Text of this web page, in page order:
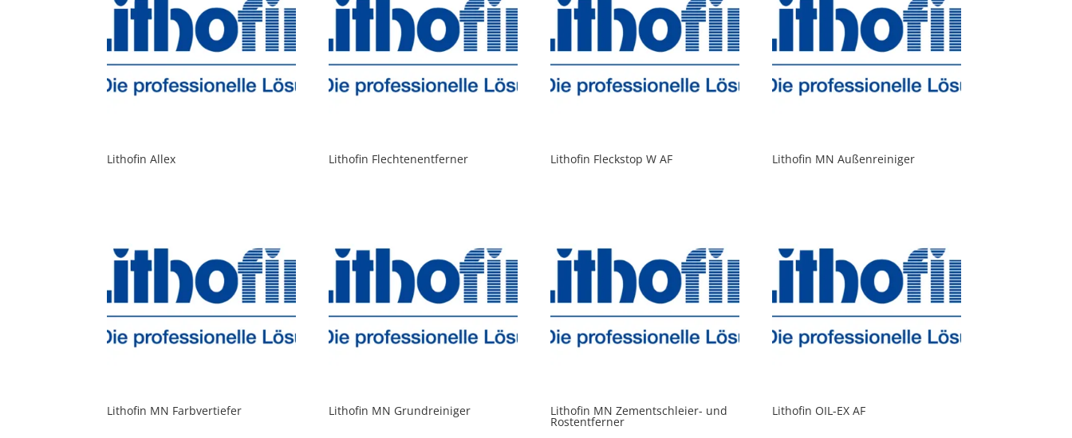
Lithofin Allex Lithofin Flechtenentferner Lithofin Fleckstop W AF Lithofin MN Außenreiniger
Lithofin MN Farbvertiefer Lithofin MN Grundreiniger Lithofin MN Zementschleier- und
Rostentferner
Lithofin OIL-EX AF